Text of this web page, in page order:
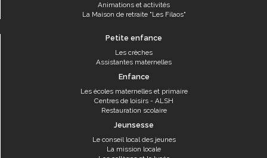
Animations et activités
La Maison de retraite "Les Filaos"
Petite enfance
Les crèches
Assistantes maternelles
Enfance
Les écoles maternelles et primaire
Centres de loisirs - ALSH
Restauration scolaire
Jeunsesse
Le conseil local des jeunes
La mission locale